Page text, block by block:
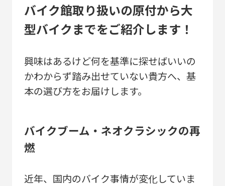
バイク館取り扱いの原付から大
型バイクまでをご紹介します！
興味はあるけど何を基準に探せばいいの
かわからず踏み出せていない貴方へ、基
本の選び方をお届けします。
バイクブーム・ネオクラシックの再
燃
近年、国内のバイク事情が変化していま